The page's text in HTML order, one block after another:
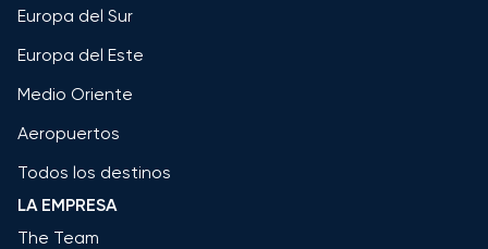
Europa del Sur
Europa del Este
Medio Oriente
Aeropuertos
Todos los destinos
LA EMPRESA
The Team